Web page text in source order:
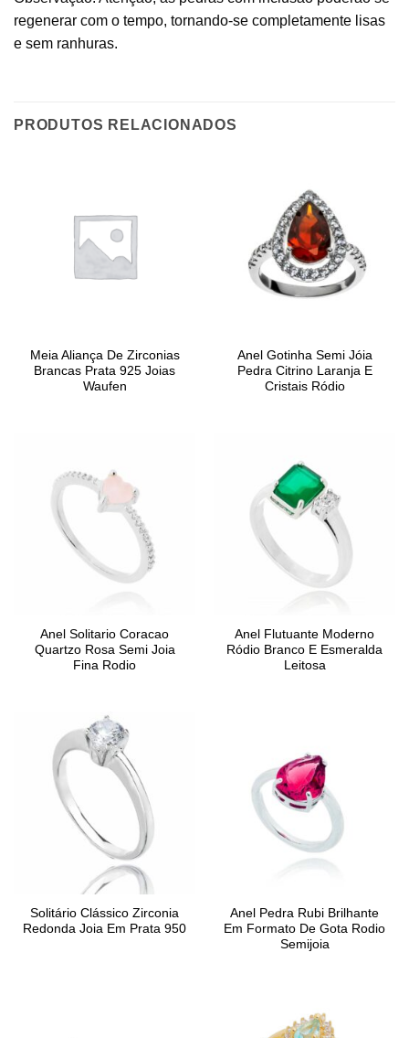
regenerar com o tempo, tornando-se completamente lisas
e sem ranhuras.
PRODUTOS RELACIONADOS
Meia Aliança De Zirconias
Brancas Prata 925 Joias
Waufen
Anel Gotinha Semi Jóia
Pedra Citrino Laranja E
Cristais Ródio
Anel Solitario Coracao
Quartzo Rosa Semi Joia
Fina Rodio
Anel Flutuante Moderno
Ródio Branco E Esmeralda
Leitosa
Solitário Clássico Zirconia
Redonda Joia Em Prata 950
Anel Pedra Rubi Brilhante
Em Formato De Gota Rodio
Semijoia